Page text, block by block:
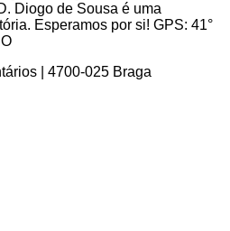
Diogo de Sousa é uma
Esperamos por si! GPS: 41°
| 4700-025 Braga